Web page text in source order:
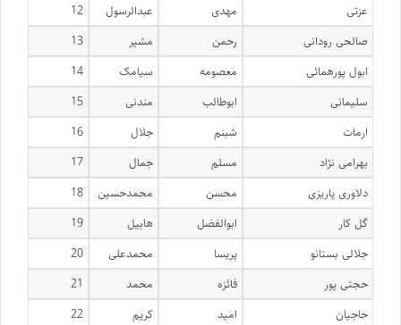
عزتی
مهدی عبدالرسول
12
صالحی رودانی
رحمن مشیر
13
ابول پورهمائی
معصومه سیامک
14
سلیمانی
ابوطالب مندنی
15
ارمات
شبنم جلال
16
بهرامی نژاد
مسلم جمال
17
دلاوری پاریزی
محسن محمدحسین
18
گل کار
ابوالفضل هابیل
19
جلالی بستانو
پریسا محمدعلی
20
حجتی پور
فائزه محمد
21
حاجیان
امید کریم
22